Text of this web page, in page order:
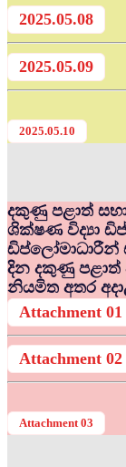
2025.05.08
2025.05.09
2025.05.10
දකුණු පළාත්
ශික්ෂණ විද්‍යා
ඩිප්ලෝමාධාරීන්
දින දකුණු පළාත්
නියමිත අතර
Attachment 01
Attachment 02
Attachment 03